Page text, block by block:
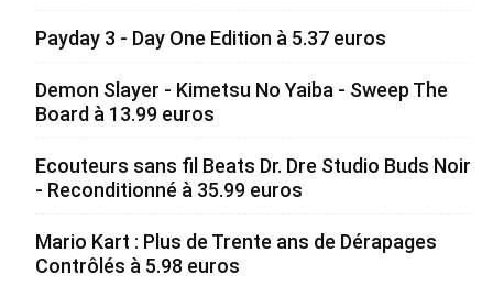
Payday 3 - Day One Edition à 5.37 euros
Demon Slayer - Kimetsu No Yaiba - Sweep The
Board à 13.99 euros
Ecouteurs sans fil Beats Dr. Dre Studio Buds Noir
- Reconditionné à 35.99 euros
Mario Kart : Plus de Trente ans de Dérapages
Contrôlés à 5.98 euros